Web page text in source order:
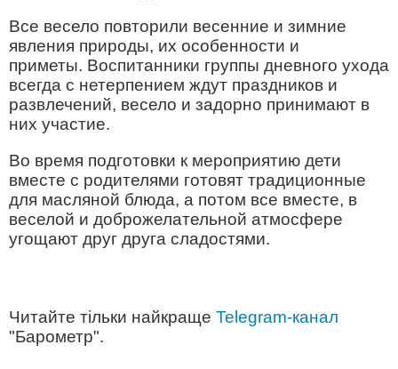
Все весело повторили весенние и зимние
явления природы, их особенности и
приметы. Воспитанники группы дневного ухода
всегда с нетерпением ждут праздников и
развлечений, весело и задорно принимают в
них участие.
Во время подготовки к мероприятию дети
вместе с родителями готовят традиционные
для масляной блюда, а потом все вместе, в
веселой и доброжелательной атмосфере
угощают друг друга сладостями.
Читайте тільки найкраще Telegram-канал
"Барометр".